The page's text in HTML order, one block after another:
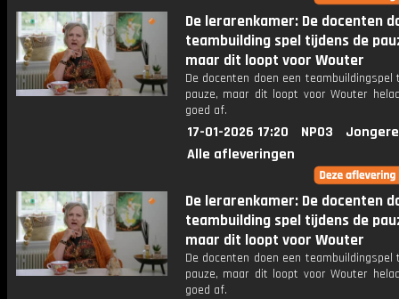
De lerarenkamer: De docenten
teambuilding spel tijdens de
maar dit loopt voor Wouter
De docenten doen een teambuildingspel
pauze, maar dit loopt voor Wouter
goed af.
17-01-2026 17:20 NPO3
Alle afleveringen
De lerarenkamer: De docenten
teambuilding spel tijdens de
maar dit loopt voor Wouter
De docenten doen een teambuildingspel
pauze, maar dit loopt voor Wouter
goed af.